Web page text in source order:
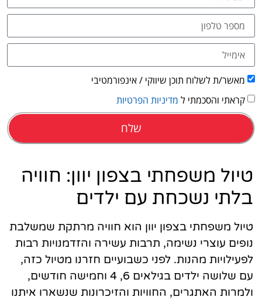
מאשר/ת לשלוח תוכן שיווקי / אינפורמטיבי
קראתי והסכמתי ל מדיניות הפרטיות
שלח
טיול משפחתי בצפון יוון: חוויה
בלתי נשכחת עם ילדים
טיול משפחתי בצפון יוון הוא חוויה מרתקת שמשלבת
נופים עוצרי נשימה, תרבות עשירה והזדמנויות רבות
לפעילויות מהנות. לפני כשבועיים חזרנו מטיול כזה,
עם שלושה ילדים בגילאים 6, 4 וחמישה חודשים,
ולמרות האתגרים, החוויות והזיכרונות שנשארו איתנו